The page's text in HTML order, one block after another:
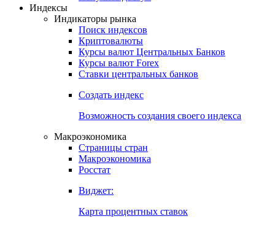
Индексы
Индикаторы рынка
Поиск индексов
Криптовалюты
Курсы валют Центральных Банков
Курсы валют Forex
Ставки центральных банков
Создать индекс
Возможность создания своего индекса
Макроэкономика
Страницы стран
Макроэкономика
Росстат
Виджет:
Карта процентных ставок